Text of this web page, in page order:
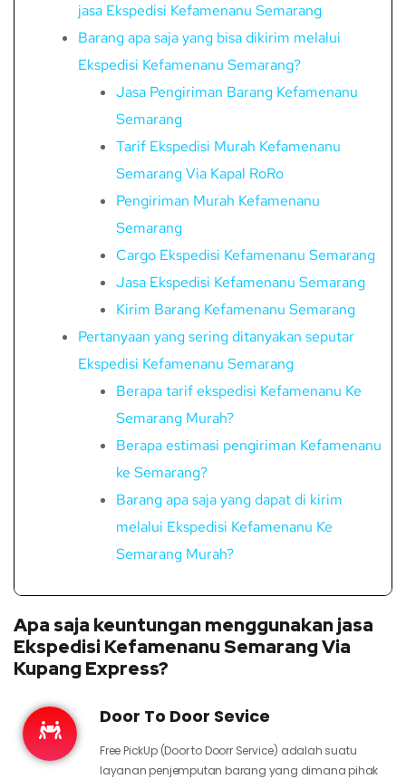
jasa Ekspedisi Kefamenanu Semarang
Barang apa saja yang bisa dikirim melalui
Ekspedisi Kefamenanu Semarang?
Jasa Pengiriman Barang Kefamenanu
Semarang
Tarif Ekspedisi Murah Kefamenanu
Semarang Via Kapal RoRo
Pengiriman Murah Kefamenanu
Semarang
Cargo Ekspedisi Kefamenanu Semarang
Jasa Ekspedisi Kefamenanu Semarang
Kirim Barang Kefamenanu Semarang
Pertanyaan yang sering ditanyakan seputar
Ekspedisi Kefamenanu Semarang
Berapa tarif ekspedisi Kefamenanu Ke
Semarang Murah?
Berapa estimasi pengiriman Kefamenanu
ke Semarang?
Barang apa saja yang dapat di kirim
melalui Ekspedisi Kefamenanu Ke
Semarang Murah?
Apa saja keuntungan menggunakan jasa
Ekspedisi Kefamenanu Semarang Via
Kupang Express?
Door To Door Sevice
Free PickUp (Door to Doorr Service) adalah suatu
layanan penjemputan barang yang dimana pihak